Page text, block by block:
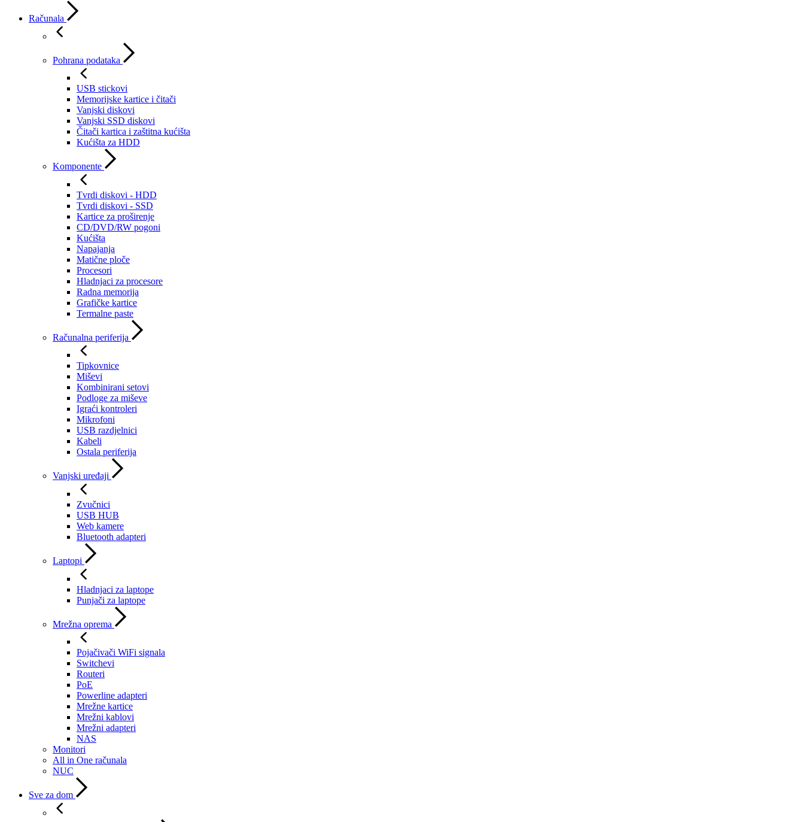
Računala
Pohrana podataka
USB stickovi
Memorijske kartice i čitači
Vanjski diskovi
Vanjski SSD diskovi
Čitači kartica i zaštitna kućišta
Kućišta za HDD
Komponente
Tvrdi diskovi - HDD
Tvrdi diskovi - SSD
Kartice za proširenje
CD/DVD/RW pogoni
Kućišta
Napajanja
Matične ploče
Procesori
Hladnjaci za procesore
Radna memorija
Grafičke kartice
Termalne paste
Računalna periferija
Tipkovnice
Miševi
Kombinirani setovi
Podloge za miševe
Igraći kontroleri
Mikrofoni
USB razdjelnici
Kabeli
Ostala periferija
Vanjski uređaji
Zvučnici
USB HUB
Web kamere
Bluetooth adapteri
Laptopi
Hladnjaci za laptope
Punjači za laptope
Mrežna oprema
Pojačivači WiFi signala
Switchevi
Routeri
PoE
Powerline adapteri
Mrežne kartice
Mrežni kablovi
Mrežni adapteri
NAS
Monitori
All in One računala
NUC
Sve za dom